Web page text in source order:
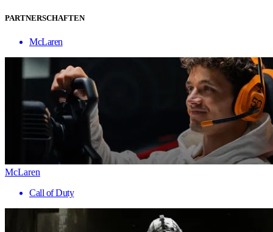
PARTNERSCHAFTEN
McLaren
McLaren
Call of Duty